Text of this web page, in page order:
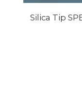
Silica Tip